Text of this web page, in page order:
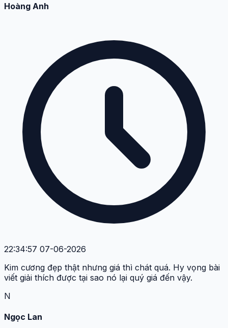
Hoàng Anh
22:34:57 07-06-2026
Kim cương đẹp thật nhưng giá thì chát quá. Hy vọng bài
viết giải thích được tại sao nó lại quý giá đến vậy.
N
Ngọc Lan